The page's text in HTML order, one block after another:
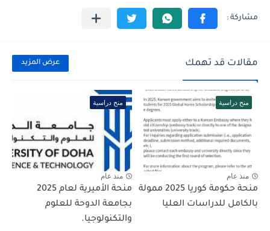
مقالات قد تهمك عرض المزيد
منح دراسية
منذ عام
منحة حكومة كوريا 2025 ممولة
بالكامل للدراسات العليا
منح دراسية
منذ عام
منحة الأميرية لعام 2025
بجامعة الدوحة للعلوم
والتكنولوجيا.